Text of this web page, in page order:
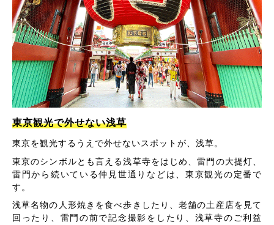
東京観光で外せない浅草
東京を観光するうえで外せないスポットが、浅草。
東京のシンボルとも言える浅草寺をはじめ、雷門の大提灯、
雷門から続いている仲見世通りなどは、東京観光の定番で
す。
浅草名物の人形焼きを食べ歩きしたり、老舗の土産店を見て
回ったり、雷門の前で記念撮影をしたり、浅草寺のご利益